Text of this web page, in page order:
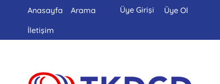
Anasayfa Arama Üye Girişi Üye Ol
İletişim